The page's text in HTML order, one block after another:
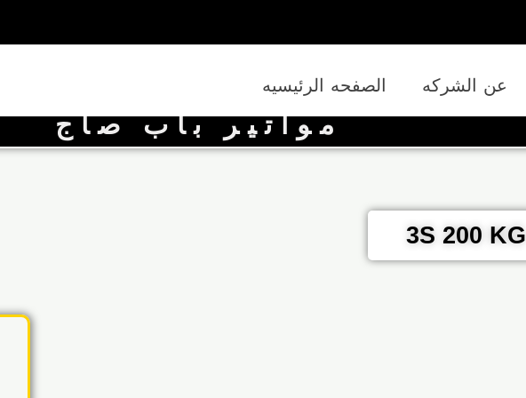
الصفحه الرئيسيه عن الشركه
مواتير باب صاج
3S 200 KG